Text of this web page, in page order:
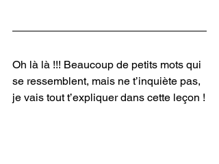
Oh là là !!! Beaucoup de petits mots qui
se ressemblent, mais ne t’inquiète pas,
je vais tout t’expliquer dans cette leçon !